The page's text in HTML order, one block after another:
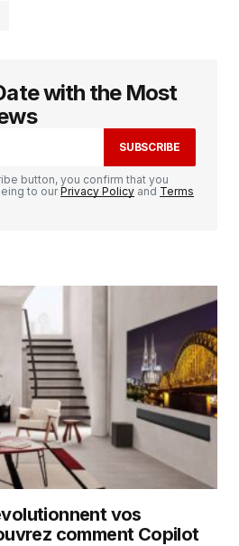
ne sera pas publiée. Les
sont indiqués avec
nom, mon e-mail et mon
pour mon prochain
with the Most
SUBSCRIBE
button, you confirm that you
to ourPrivacy Policy and Terms
vos
comment Copilot